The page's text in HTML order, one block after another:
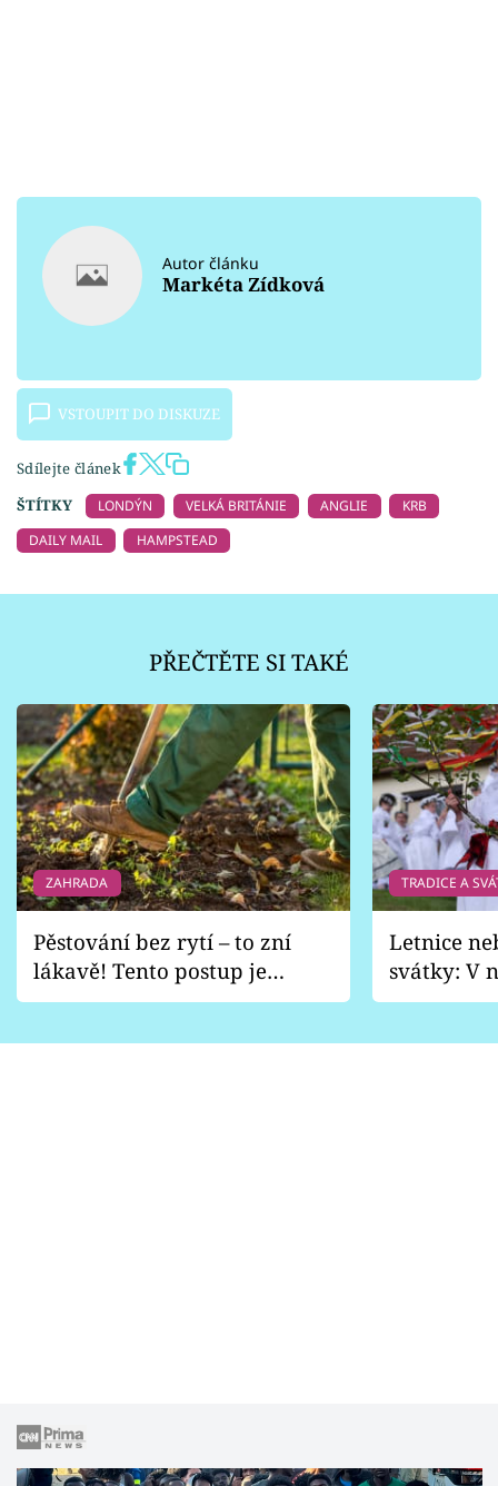
Autor článku
Markéta Zídková
VSTOUPIT DO DISKUZE
Sdílejte článek
ŠTÍTKY
LONDÝN VELKÁ BRITÁNIE ANGLIE
KRB
DAILY MAIL
HAMPSTEAD
PŘEČTĚTE SI TAKÉ
ZAHRADA
Pěstování bez rytí – to zní
lákavě! Tento postup je
vhodný jen pro některé
TRADICE A
Letnice
svátky: V
pondělí